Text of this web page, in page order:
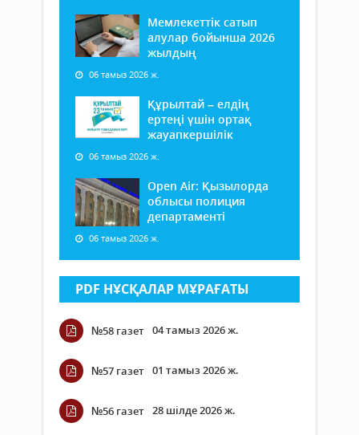
Мемлекеттік сатып
алулар бойынша 2026
жылдың
06 тамыз 2026 ж.
Құрылтай – елдің
ертеңі үшін ортақ
жауапкершілік
06 тамыз 2026 ж.
Open Air: Қызылорда
облысы полиция
департаменті
06 тамыз 2026 ж.
PDF НҰСҚАЛАР МҰРАҒАТЫ
№58 газет 04 тамыз 2026 ж.
№57 газет 01 тамыз 2026 ж.
№56 газет 28 шілде 2026 ж.